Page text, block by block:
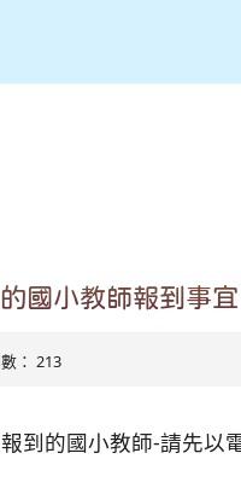
國小教師報到事宜
： 213
到的國小教師-請先以